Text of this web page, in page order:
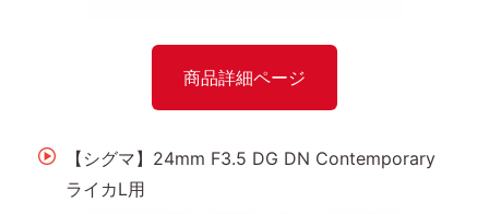
商品詳細ページ
【シグマ】24mm F3.5 DG DN Contemporary
ライカL用